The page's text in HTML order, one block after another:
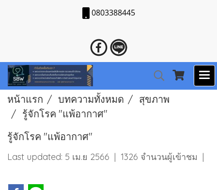
0803388445
หน้าแรก บทความทั้งหมด
สุขภาพ
รู้จักโรค "แพ้อากาศ"
รู้จักโรค "แพ้อากาศ"
Last updated: 5 เม.ย 2566 | 1326 จำนวนผู้เข้าชม |